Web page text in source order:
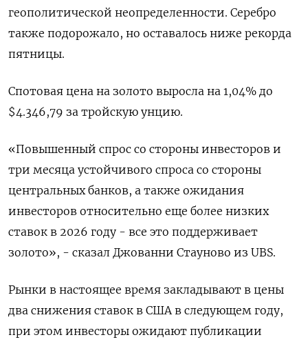
геополитической неопределенности. Серебро
также подорожало, но оставалось ниже рекорда
пятницы.
Спотовая цена на золото выросла на 1,04% до
$4.346,79​ за тройскую унцию.
«Повышенный спрос со стороны инвесторов и
три месяца устойчивого спроса со стороны
центральных банков, а также ожидания
инвесторов относительно еще более низких
ставок в 2026 году - все это поддерживает
золото», - сказал Джованни Стауново из UBS.
Рынки в настоящее время закладывают в цены
два снижения ставок в США в следующем году,
при этом инвесторы ожидают публикации